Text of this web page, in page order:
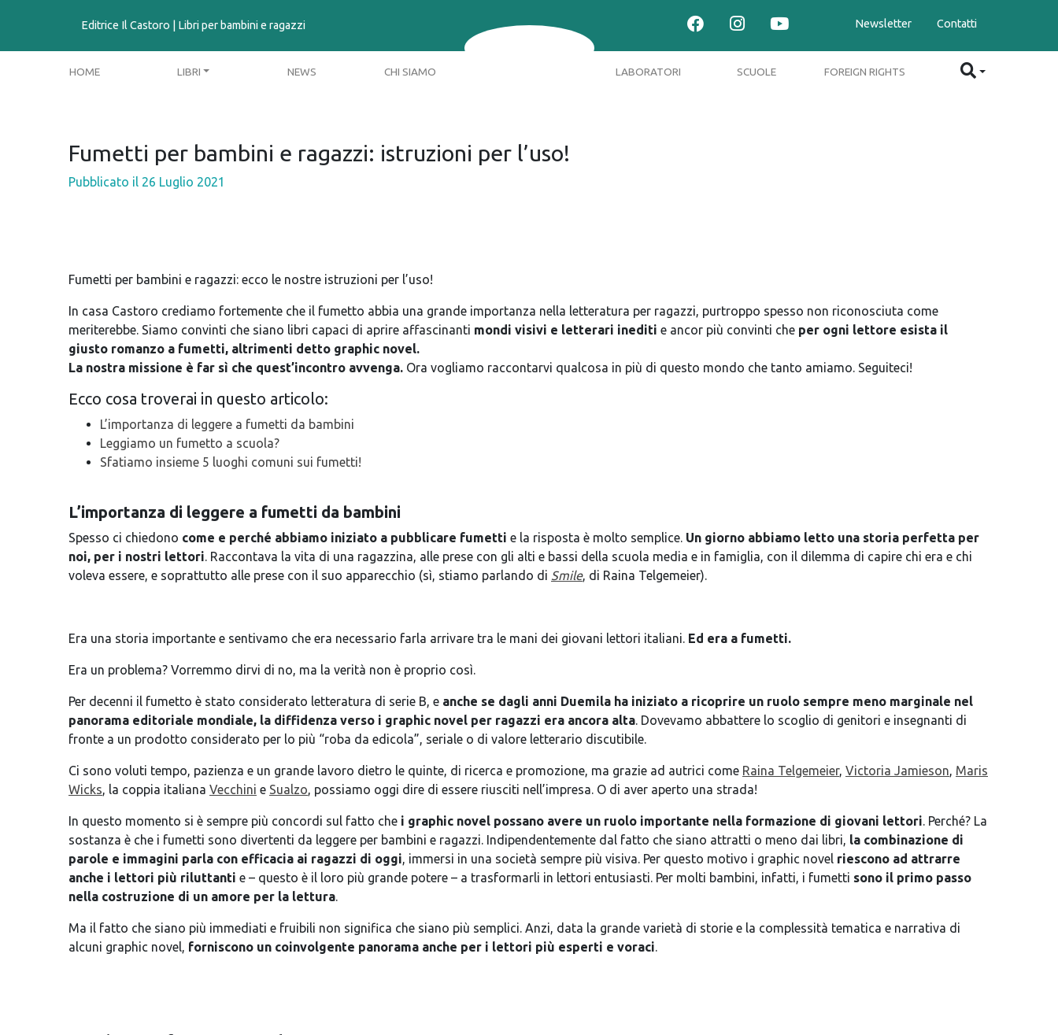
Editrice Il Castoro | Libri per bambini e ragazzi Newsletter Contatti
HOME LIBRI NEWS CHI SIAMO LABORATORI SCUOLE FOREIGN RIGHTS
Fumetti per bambini e ragazzi: istruzioni per l’uso!
Pubblicato il 26 Luglio 2021
Fumetti per bambini e ragazzi: ecco le nostre istruzioni per l’uso!
In casa Castoro crediamo fortemente che il fumetto abbia una grande importanza nella letteratura per ragazzi, purtroppo spesso non riconosciuta come
meriterebbe. Siamo convinti che siano libri capaci di aprire affascinanti mondi visivi e letterari inediti e ancor più convinti che per ogni lettore esista il
giusto romanzo a fumetti, altrimenti detto graphic novel.
La nostra missione è far sì che quest’incontro avvenga. Ora vogliamo raccontarvi qualcosa in più di questo mondo che tanto amiamo. Seguiteci!
Ecco cosa troverai in questo articolo:
L’importanza di leggere a fumetti da bambini
Leggiamo un fumetto a scuola?
Sfatiamo insieme 5 luoghi comuni sui fumetti!
L’importanza di leggere a fumetti da bambini
Spesso ci chiedono come e perché abbiamo iniziato a pubblicare fumetti e la risposta è molto semplice. Un giorno abbiamo letto una storia perfetta per
noi, per i nostri lettori. Raccontava la vita di una ragazzina, alle prese con gli alti e bassi della scuola media e in famiglia, con il dilemma di capire chi era e chi
voleva essere, e soprattutto alle prese con il suo apparecchio (sì, stiamo parlando di Smile, di Raina Telgemeier).
Era una storia importante e sentivamo che era necessario farla arrivare tra le mani dei giovani lettori italiani. Ed era a fumetti.
Era un problema? Vorremmo dirvi di no, ma la verità non è proprio così.
Per decenni il fumetto è stato considerato letteratura di serie B, e anche se dagli anni Duemila ha iniziato a ricoprire un ruolo sempre meno marginale nel
panorama editoriale mondiale, la diffidenza verso i graphic novel per ragazzi era ancora alta. Dovevamo abbattere lo scoglio di genitori e insegnanti di
fronte a un prodotto considerato per lo più “roba da edicola”, seriale o di valore letterario discutibile.
Ci sono voluti tempo, pazienza e un grande lavoro dietro le quinte, di ricerca e promozione, ma grazie ad autrici come Raina Telgemeier, Victoria Jamieson, Maris
Wicks, la coppia italiana Vecchini e Sualzo, possiamo oggi dire di essere riusciti nell’impresa. O di aver aperto una strada!
In questo momento si è sempre più concordi sul fatto che i graphic novel possano avere un ruolo importante nella formazione di giovani lettori. Perché? La
sostanza è che i fumetti sono divertenti da leggere per bambini e ragazzi. Indipendentemente dal fatto che siano attratti o meno dai libri, la combinazione di
parole e immagini parla con efficacia ai ragazzi di oggi, immersi in una società sempre più visiva. Per questo motivo i graphic novel riescono ad attrarre
anche i lettori più riluttanti e – questo è il loro più grande potere – a trasformarli in lettori entusiasti. Per molti bambini, infatti, i fumetti sono il primo passo
nella costruzione di un amore per la lettura.
Ma il fatto che siano più immediati e fruibili non significa che siano più semplici. Anzi, data la grande varietà di storie e la complessità tematica e narrativa di
alcuni graphic novel, forniscono un coinvolgente panorama anche per i lettori più esperti e voraci.